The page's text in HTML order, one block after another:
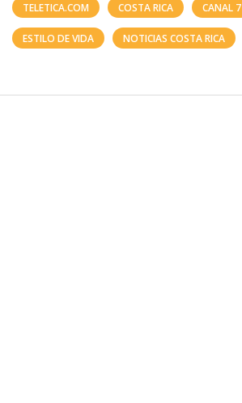
TELETICA.COM COSTA RICA CANAL 7
ESTILO DE VIDA NOTICIAS COSTA RICA